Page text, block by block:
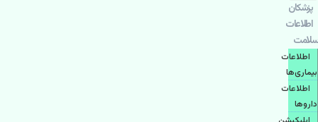
پزشكان
اطلاعات
سلامت
اطلاعات
بیماری‌ها
اطلاعات
دارو‌ها